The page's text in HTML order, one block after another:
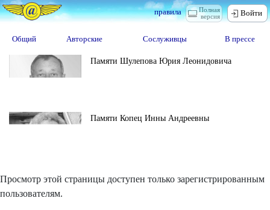
Полная
версия
правила Войти
Общий Авторские Сослуживцы В прессе
Памяти Шулепова Юрия Леонидовича
Памяти Копец Инны Андреевны
Просмотр этой страницы доступен только зарегистрированным
пользователям.